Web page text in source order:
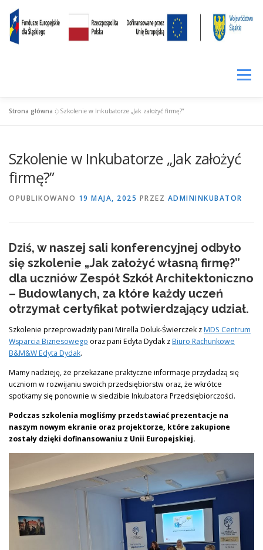
treści
treści
Menu
WYNAJEM PROWADZENIE FACEBOOKA
FIRMY W INKUBATORZE O INKUBATORZE
PROJEKTY KONTAKT PYTANIE DO EKSPERTA
Strona główna »Szkolenie w Inkubatorze „Jak założyć firmę?”
Szkolenie w Inkubatorze „Jak założyć
firmę?”
OPUBLIKOWANO 19 MAJA, 2025 PRZEZ ADMININKUBATOR
Dziś, w naszej sali konferencyjnej odbyło
się szkolenie „Jak założyć własną firmę?”
dla uczniów Zespół Szkół Architektoniczno
– Budowlanych, za które każdy uczeń
otrzymał certyfikat potwierdzający udział.
Szkolenie przeprowadziły pani Mirella Doluk-Świerczek zMDS Centrum
Wsparcia Biznesowego oraz pani Edyta Dydak zBiuro Rachunkowe
B&M&W Edyta Dydak.
Mamy nadzieję, że przekazane praktyczne informacje przydadzą się
uczniom w rozwijaniu swoich przedsiębiorstw oraz, że wkrótce
spotkamy się ponownie w siedzibie Inkubatora Przedsiębiorczości.
Podczas szkolenia mogliśmy przedstawiać prezentacje na
naszym nowym ekranie oraz projektorze, które zakupione
zostały dzięki dofinansowaniu z Unii Europejskiej.